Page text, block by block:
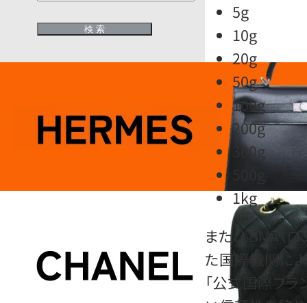
5g
10g
20g
50g
100g
200g
300g
1kg
また、LBMA（
た国際機関に
「公式国際ブラ